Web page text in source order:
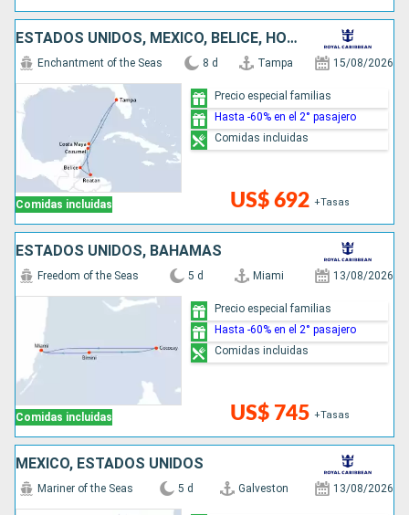
ESTADOS UNIDOS, MÉXICO, BELICE, HONDURAS
Comidas incluidas
Enchantment of the Seas 8 d Tampa 15/08/2026
US$ 692 +Tasas
Precio especial familias
Hasta -60% en el 2° pasajero
Comidas incluidas
ESTADOS UNIDOS, BAHAMAS
Comidas incluidas
Freedom of the Seas 5 d Miami 13/08/2026
US$ 745 +Tasas
Precio especial familias
Hasta -60% en el 2° pasajero
Comidas incluidas
MÉXICO, ESTADOS UNIDOS
Mariner of the Seas 5 d Galveston 13/08/2026